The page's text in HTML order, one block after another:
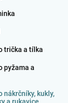
trička a tílka
pyžama a
nákrčníky, kukly,